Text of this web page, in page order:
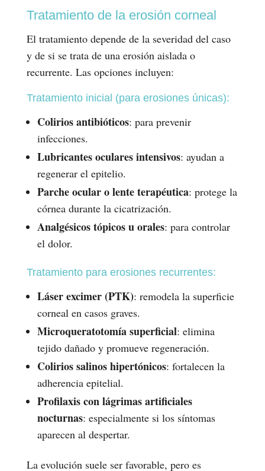
Tratamiento de la erosión corneal
El tratamiento depende de la severidad del caso
y de si se trata de una erosión aislada o
recurrente. Las opciones incluyen:
Tratamiento inicial (para erosiones únicas):
Colirios antibióticos: para prevenir
infecciones.
Lubricantes oculares intensivos: ayudan a
regenerar el epitelio.
Parche ocular o lente terapéutica: protege la
córnea durante la cicatrización.
Analgésicos tópicos u orales: para controlar
el dolor.
Tratamiento para erosiones recurrentes:
Láser excimer (PTK): remodela la superficie
corneal en casos graves.
Microqueratotomía superficial: elimina
tejido dañado y promueve regeneración.
Colirios salinos hipertónicos: fortalecen la
adherencia epitelial.
Profilaxis con lágrimas artificiales
nocturnas: especialmente si los síntomas
aparecen al despertar.
La evolución suele ser favorable, pero es